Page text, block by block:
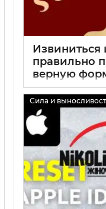
Извиниться
правильно
верную
Сила и